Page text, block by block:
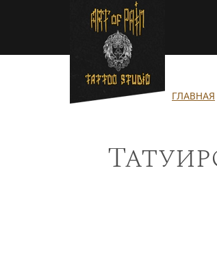
Перейти к основному содержанию
Строка ГЛАВНАЯ